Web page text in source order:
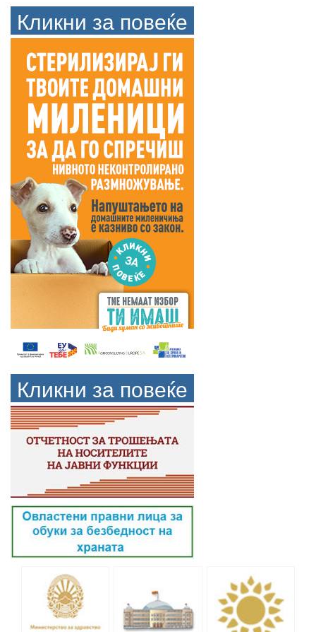
Кликни за повеќе
Кликни за повеќе